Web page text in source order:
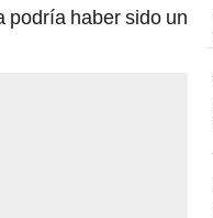
podría haber sido un